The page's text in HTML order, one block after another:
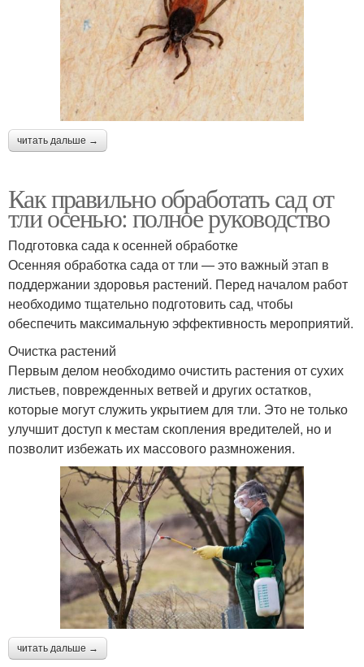
читать дальше →
Как правильно обработать сад от
тли осенью: полное руководство
Подготовка сада к осенней обработке
Осенняя обработка сада от тли — это важный этап в
поддержании здоровья растений. Перед началом работ
необходимо тщательно подготовить сад, чтобы
обеспечить максимальную эффективность мероприятий.
Очистка растений
Первым делом необходимо очистить растения от сухих
листьев, поврежденных ветвей и других остатков,
которые могут служить укрытием для тли. Это не только
улучшит доступ к местам скопления вредителей, но и
позволит избежать их массового размножения.
читать дальше →